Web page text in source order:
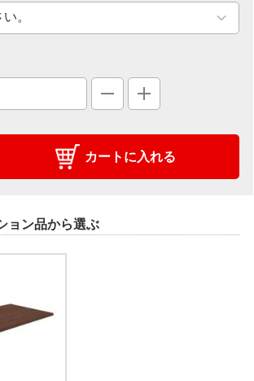
カートに入れる
ョン品から選ぶ